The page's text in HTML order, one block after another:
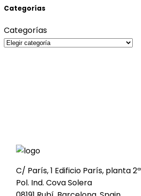
Categorías
Categorías
C/ París, 1 Edificio París, planta 2ª
Pol. Ind. Cova Solera